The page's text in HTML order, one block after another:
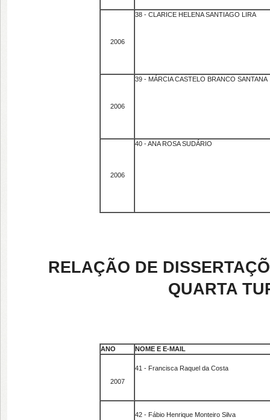
2006
38 - CLARICE HELENA SANTIAGO LIRA
2006
39 - MÁRCIA CASTELO BRANCO SANTANA
2006
40 - ANA ROSA SUDÁRIO
RELAÇÃO DE
QUARTA
ANO NOME E E-MAIL
2007
41 - Francisca Raquel da Costa
42 - Fábio Henrique Monteiro Silva